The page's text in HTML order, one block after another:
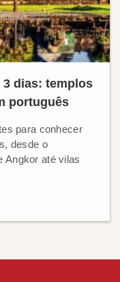
3 dias: templos
português
para conhecer
desde o
Angkor até vilas